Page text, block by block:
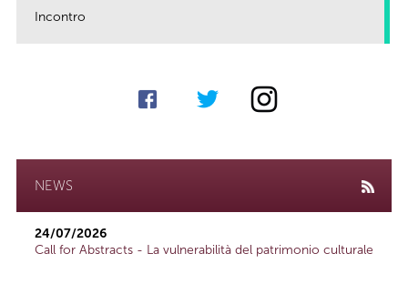
Incontro
NEWS
24/07/2026
Call for Abstracts - La vulnerabilità del patrimonio culturale